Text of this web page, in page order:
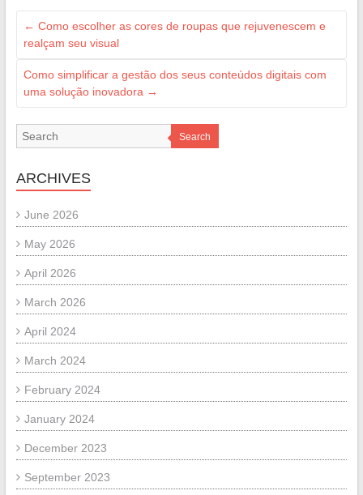
← Como escolher as cores de roupas que rejuvenescem e
realçam seu visual
Como simplificar a gestão dos seus conteúdos digitais com
uma solução inovadora →
Search
ARCHIVES
June 2026
May 2026
April 2026
March 2026
April 2024
March 2024
February 2024
January 2024
December 2023
September 2023